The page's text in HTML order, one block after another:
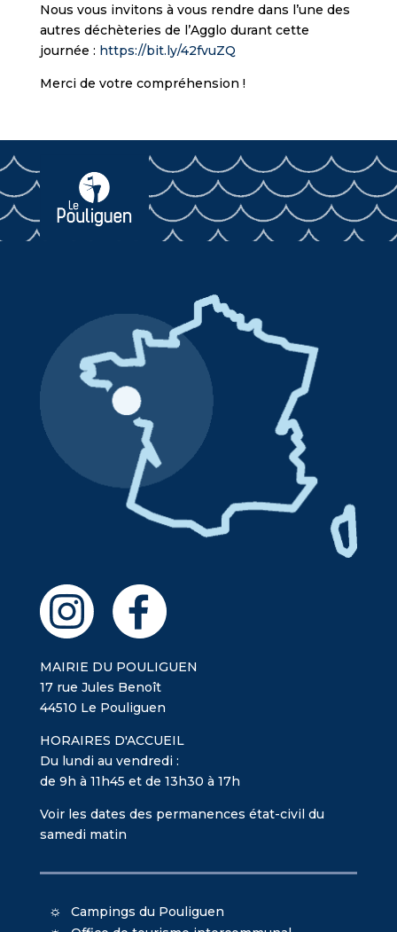
Nous vous invitons à vous rendre dans l’une des
autres déchèteries de l’Agglo durant cette
journée : https://bit.ly/42fvuZQ
Merci de votre compréhension !
MAIRIE DU POULIGUEN
17 rue Jules Benoît
44510 Le Pouliguen
HORAIRES D'ACCUEIL
Du lundi au vendredi :
de 9h à 11h45 et de 13h30 à 17h
Voir les dates des permanences état-civil du
samedi matin
Campings du Pouliguen